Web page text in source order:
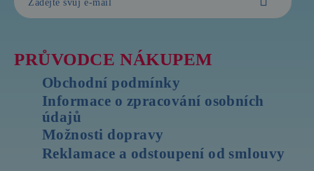
PRŮVODCE NÁKUPEM
Obchodní podmínky
Informace o zpracování osobních
údajů
Možnosti dopravy
Reklamace a odstoupení od smlouvy